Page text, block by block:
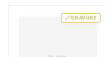
GRAVURE